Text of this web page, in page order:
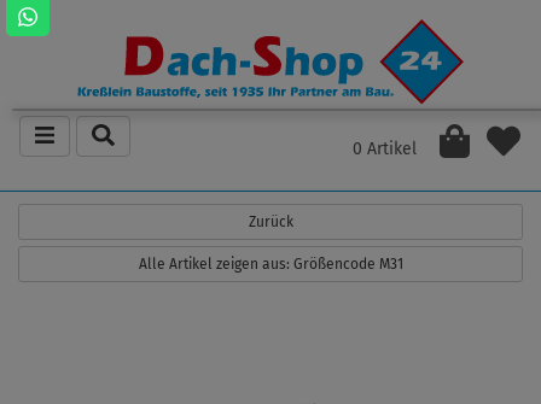
0 Artikel
Zurück
Alle Artikel zeigen aus: Größencode M31